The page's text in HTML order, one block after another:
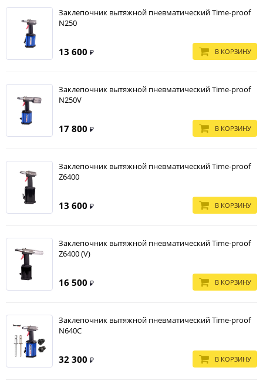
Заклепочник вытяжной пневматический Time-proof
N250
13 600 ₽ В КОРЗИНУ
Заклепочник вытяжной пневматический Time-proof
N250V
17 800 ₽ В КОРЗИНУ
Заклепочник вытяжной пневматический Time-proof
Z6400
13 600 ₽ В КОРЗИНУ
Заклепочник вытяжной пневматический Time-proof
Z6400 (V)
16 500 ₽ В КОРЗИНУ
Заклепочник вытяжной пневматический Time-proof
N640C
32 300 ₽ В КОРЗИНУ